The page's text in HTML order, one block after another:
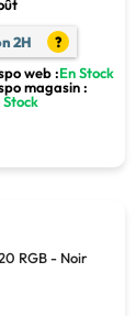
2H ?
web :En Stock
magasin :
Stock
RGB - Noir